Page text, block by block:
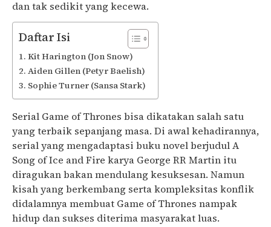
dan tak sedikit yang kecewa.
Daftar Isi
Kit Harington (Jon Snow)
Aiden Gillen (Petyr Baelish)
Sophie Turner (Sansa Stark)
Serial Game of Thrones bisa dikatakan salah satu
yang terbaik sepanjang masa. Di awal kehadirannya,
serial yang mengadaptasi buku novel berjudul A
Song of Ice and Fire karya George RR Martin itu
diragukan bakan mendulang kesuksesan. Namun
kisah yang berkembang serta kompleksitas konflik
didalamnya membuat Game of Thrones nampak
hidup dan sukses diterima masyarakat luas.